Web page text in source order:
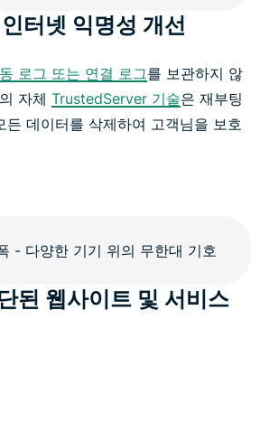
터넷 익명성 개선
로그 또는 연결 로그를 보관하지 않
자체 TrustedServer 기술은 재부팅
든 데이터를 삭제하여 고객님을 보호
된 웹사이트 및 서비스